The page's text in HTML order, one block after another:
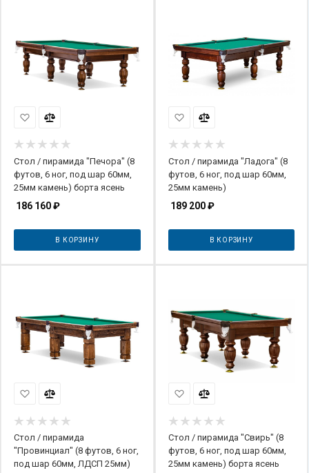
Стол / пирамида "Печора" (8
футов, 6 ног, под шар 60мм,
25мм камень) борта ясень
186 160₽
В КОРЗИНУ
Стол / пирамида "Ладога" (8
футов, 6 ног, под шар 60мм,
25мм камень)
189 200₽
В КОРЗИНУ
Стол / пирамида
"Провинциал" (8 футов, 6 ног,
под шар 60мм, ЛДСП 25мм)
Стол / пирамида "Свирь" (8
футов, 6 ног, под шар 60мм,
25мм камень) борта ясень